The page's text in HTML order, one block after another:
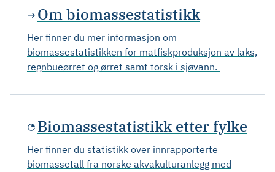
Om biomassestatistikk
Her finner du mer informasjon om
biomassestatistikken for matfiskproduksjon av laks,
regnbueørret og ørret samt torsk i sjøvann.
Biomassestatistikk etter fylke
Her finner du statistikk over innrapporterte
biomassetall fra norske akvakulturanlegg med